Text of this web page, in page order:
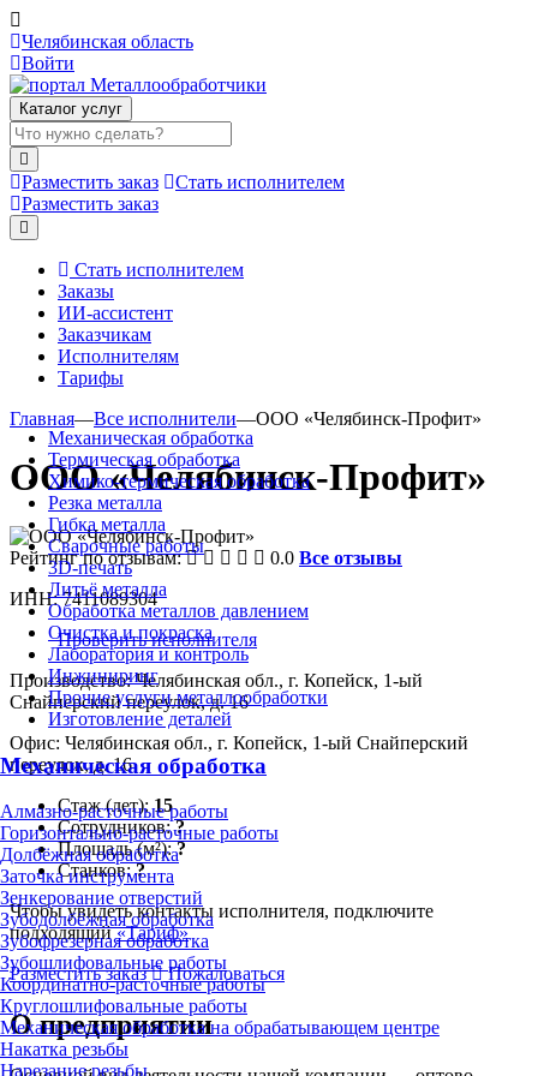
Челябинская область
Войти
Каталог услуг
Разместить заказ
Стать исполнителем
Разместить заказ
Стать исполнителем
Заказы
ИИ-ассистент
Заказчикам
Исполнителям
Тарифы
Механическая обработка
Термическая обработка
Химико-термическая обработка
Резка металла
Гибка металла
Сварочные работы
3D-печать
Литьё металла
Обработка металлов давлением
Очистка и покраска
Лаборатория и контроль
Инжиниринг
Прочие услуги металлообработки
Изготовление деталей
Механическая обработка
Алмазно-расточные работы
Горизонтально-расточные работы
Долбёжная обработка
Заточка инструмента
Зенкерование отверстий
Зубодолбёжная обработка
Зубофрезерная обработка
Зубошлифовальные работы
Координатно-расточные работы
Круглошлифовальные работы
Механическая обработка на обрабатывающем центре
Накатка резьбы
Нарезание резьбы
Главная—Все исполнители—ООО «Челябинск-Профит»
ООО «Челябинск-Профит»
Рейтинг по отзывам: 0.0 Все отзывы
ИНН: 7411089304
Проверить исполнителя
Производство: Челябинская обл., г. Копейск, 1-ый
Снайперский переулок, д. 16
Офис: Челябинская обл., г. Копейск, 1-ый Снайперский
переулок, д. 16
Стаж (лет):15
Сотрудников:?
Площадь (м²):?
Станков:?
Чтобы увидеть контакты исполнителя, подключите
подходящий«Тариф»
Разместить заказ
Пожаловаться
О предприятии